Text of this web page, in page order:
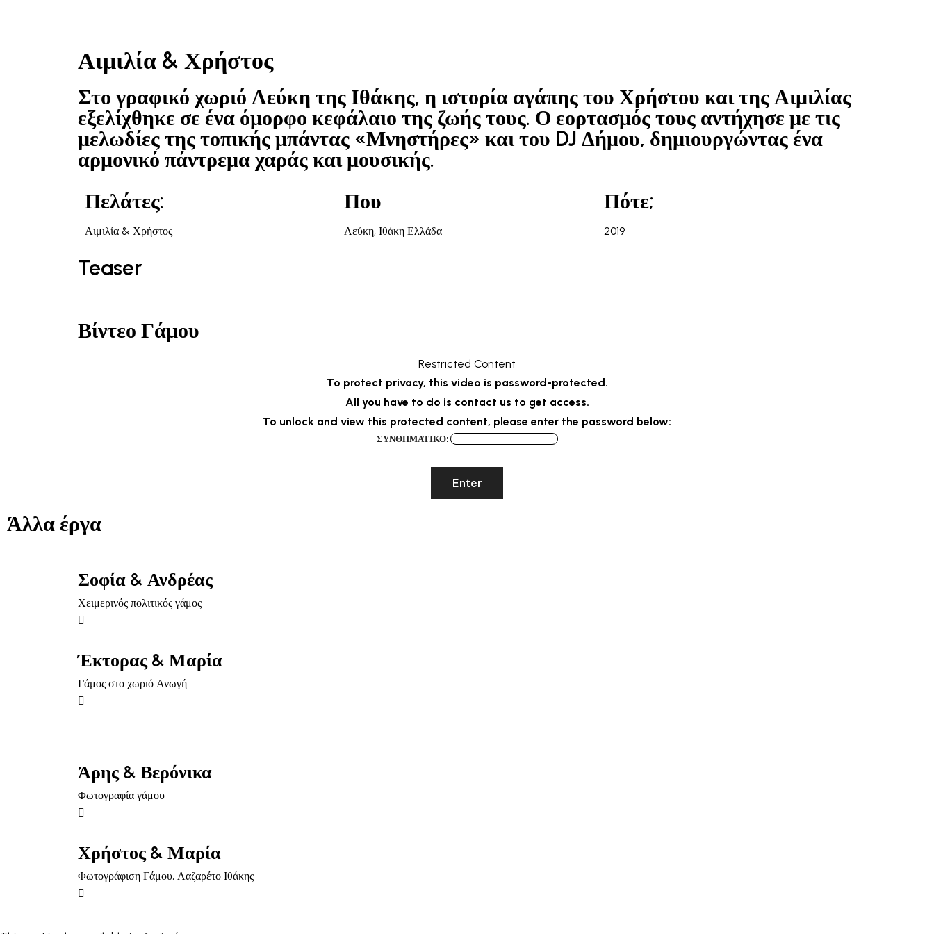
Αιμιλία & Χρήστος
Στο γραφικό χωριό Λεύκη της Ιθάκης, η ιστορία αγάπης του Χρήστου και της Αιμιλίας
εξελίχθηκε σε ένα όμορφο κεφάλαιο της ζωής τους. Ο εορτασμός τους αντήχησε με τις
μελωδίες της τοπικής μπάντας «Μνηστήρες» και του DJ Δήμου, δημιουργώντας ένα
αρμονικό πάντρεμα χαράς και μουσικής.
Πελάτες:
Αιμιλία & Χρήστος
Που
Λεύκη, Ιθάκη Ελλάδα
Πότε;
2019
Teaser
Βίντεο Γάμου
Restricted Content
To protect privacy, this video is password-protected.
All you have to do is contact us to get access.
To unlock and view this protected content, please enter the password below:
ΣΥΝΘΗΜΑΤΙΚΌ:
Άλλα έργα
Σοφία & Ανδρέας
Χειμερινός πολιτικός γάμος
Έκτορας & Μαρία
Γάμος στο χωριό Ανωγή
Άρης & Βερόνικα
Φωτογραφία γάμου
Χρήστος & Μαρία
Φωτογράφιση Γάμου, Λαζαρέτο Ιθάκης